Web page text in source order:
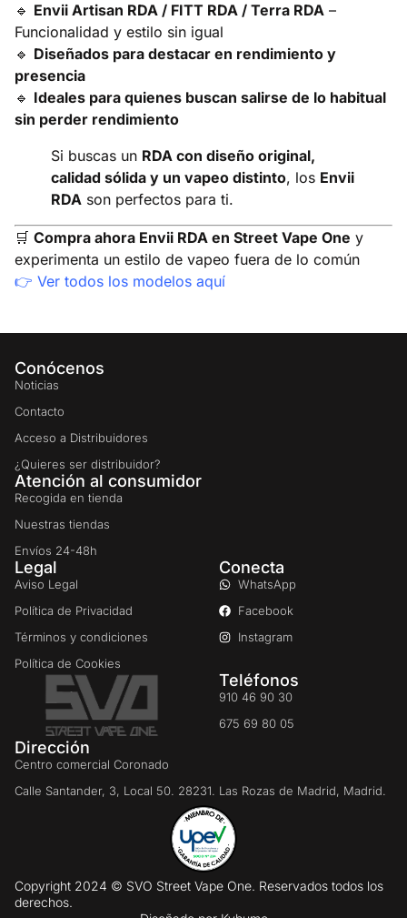
🔹 Envii Artisan RDA / FITT RDA / Terra RDA –
Funcionalidad y estilo sin igual
🔹 Diseñados para destacar en rendimiento y
presencia
🔹 Ideales para quienes buscan salirse de lo habitual
sin perder rendimiento
Si buscas un RDA con diseño original,
calidad sólida y un vapeo distinto, los Envii
RDA son perfectos para ti.
🛒 Compra ahora Envii RDA en Street Vape One y
experimenta un estilo de vapeo fuera de lo común
👉 Ver todos los modelos aquí
Conócenos
Noticias
Contacto
Acceso a Distribuidores
¿Quieres ser distribuidor?
Atención al consumidor
Recogida en tienda
Nuestras tiendas
Envíos 24-48h
Legal
Aviso Legal
Política de Privacidad
Términos y condiciones
Política de Cookies
Conecta
WhatsApp
Facebook
Instagram
Teléfonos
910 46 90 30
675 69 80 05
Dirección
Centro comercial Coronado
Calle Santander, 3, Local 50. 28231. Las Rozas de Madrid, Madrid.
Copyright 2024 © SVO Street Vape One. Reservados todos los
derechos.